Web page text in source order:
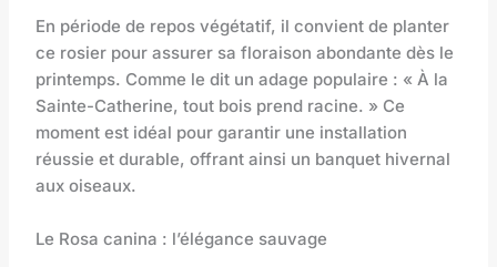
En période de repos végétatif, il convient de planter
ce rosier pour assurer sa floraison abondante dès le
printemps. Comme le dit un adage populaire : « À la
Sainte-Catherine, tout bois prend racine. » Ce
moment est idéal pour garantir une installation
réussie et durable, offrant ainsi un banquet hivernal
aux oiseaux.
Le Rosa canina : l’élégance sauvage